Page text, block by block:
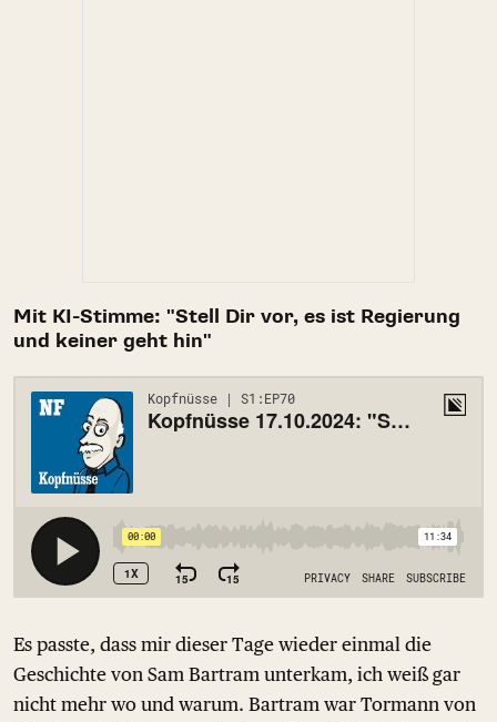
Mit KI-Stimme: "Stell Dir vor, es ist Regierung
und keiner geht hin"
Es passte, dass mir dieser Tage wieder einmal die
Geschichte von Sam Bartram unterkam, ich weiß gar
nicht mehr wo und warum. Bartram war Tormann von